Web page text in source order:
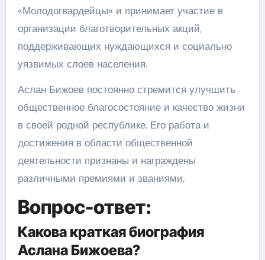
«Молодогвардейцы» и принимает участие в
организации благотворительных акций,
поддерживающих нуждающихся и социально
уязвимых слоев населения.
Аслан Бижоев постоянно стремится улучшить
общественное благосостояние и качество жизни
в своей родной республике. Его работа и
достижения в области общественной
деятельности признаны и награждены
различными премиями и званиями.
Вопрос-ответ:
Какова краткая биография
Аслана Бижоева?